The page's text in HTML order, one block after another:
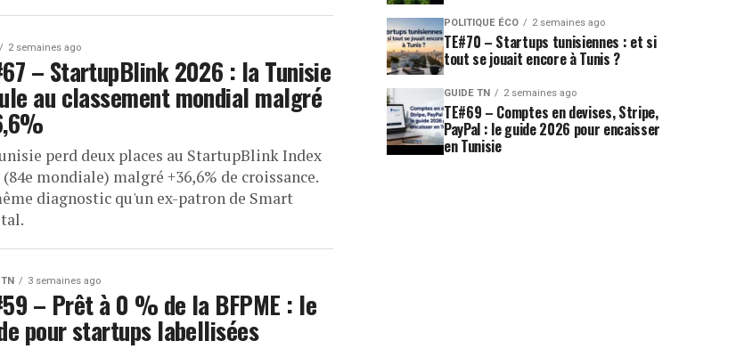
2 semaines ago
– StartupBlink 2026 : la Tunisie
au classement mondial malgré
perd deux places au StartupBlink Index
(84e mondiale) malgré +36,6% de croissance.
diagnostic qu'un ex-patron de Smart
3 semaines ago
– Prêt à 0 % de la BFPME : le
pour startups labellisées
POLITIQUE ÉCO 2 semaines ago
TE#70 – Startups tunisiennes : et si
tout se jouait encore à Tunis ?
GUIDE TN 2 semaines ago
TE#69 – Comptes en devises, Stripe,
PayPal : le guide 2026 pour encaisser
en Tunisie